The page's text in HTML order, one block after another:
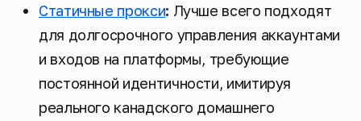
Статичные прокси: Лучше всего подходят
для долгосрочного управления аккаунтами
и входов на платформы, требующие
постоянной идентичности, имитируя
реального канадского домашнего